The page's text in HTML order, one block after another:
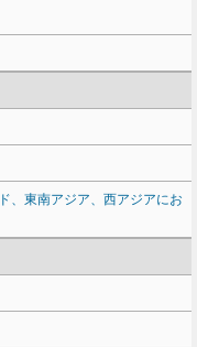
、東南アジア、西アジアにお